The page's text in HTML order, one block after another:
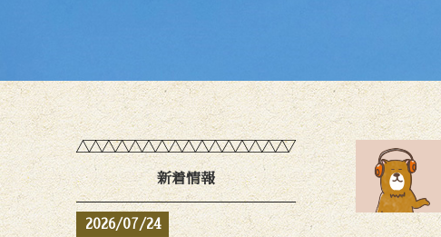
新着情報
2026/07/24